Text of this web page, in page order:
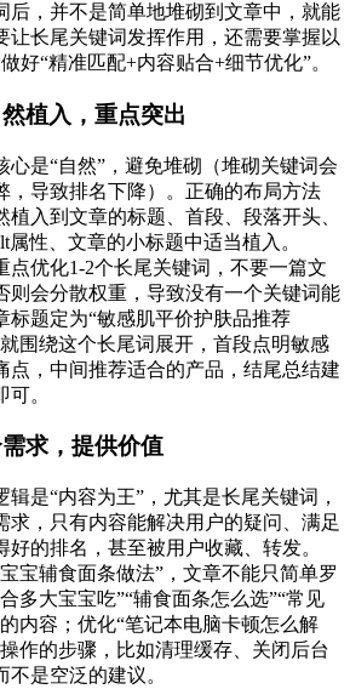
后，并不是简单地堆砌到文章中，就能
让长尾关键词发挥作用，还需要掌握以
好“精准匹配+内容贴合+细节优化”。
植入，重点突出
心是“自然”，避免堆砌（堆砌关键词会
，导致排名下降）。正确的布局方法
植入到文章的标题、首段、段落开头、
性、文章的小标题中适当植入。
点优化1-2个长尾关键词，不要一篇文
则会分散权重，导致没有一个关键词能
标题定为“敏感肌平价护肤品推荐
围绕这个长尾词展开，首段点明敏感
点，中间推荐适合的产品，结尾总结建
。
求，提供价值
是“内容为王”，尤其是长尾关键词，
求，只有内容能解决用户的疑问、满足
好的排名，甚至被用户收藏、转发。
宝辅食面条做法”，文章不能只简单罗
多大宝宝吃”“辅食面条怎么选”“常见
内容；优化“笔记本电脑卡顿怎么解
作的步骤，比如清理缓存、关闭后台
是空泛的建议。